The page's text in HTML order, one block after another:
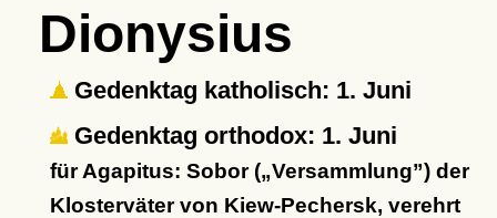
Dionysius
Gedenktag katholisch: 1. Juni
Gedenktag orthodox: 1. Juni
für Agapitus: Sobor ( Versammlung ) der
Klosterväter von Kiew-Pechersk, verehrt